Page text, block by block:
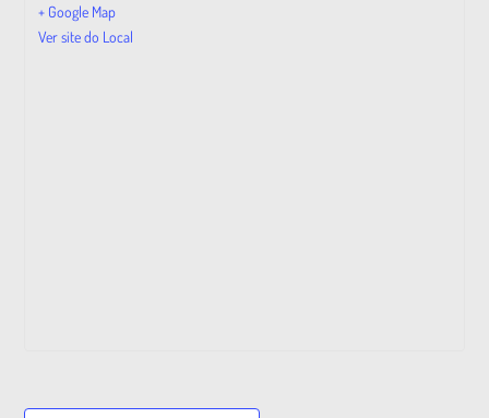
+ Google Map
Ver site do Local